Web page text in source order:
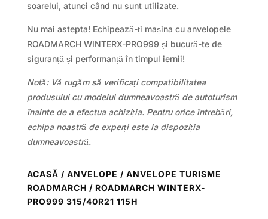
soarelui, atunci când nu sunt utilizate.
Nu mai astepta! Echipează-ți mașina cu anvelopele
ROADMARCH WINTERX-PRO999 și bucură-te de
siguranță și performanță în timpul iernii!
Notă: Vă rugăm să verificați compatibilitatea
produsului cu modelul dumneavoastră de autoturism
înainte de a efectua achiziția. Pentru orice întrebări,
echipa noastră de experți este la dispoziția
dumneavoastră.
ACASĂ / ANVELOPE / ANVELOPE TURISME
ROADMARCH / ROADMARCH WINTERX-
PRO999 315/40R21 115H